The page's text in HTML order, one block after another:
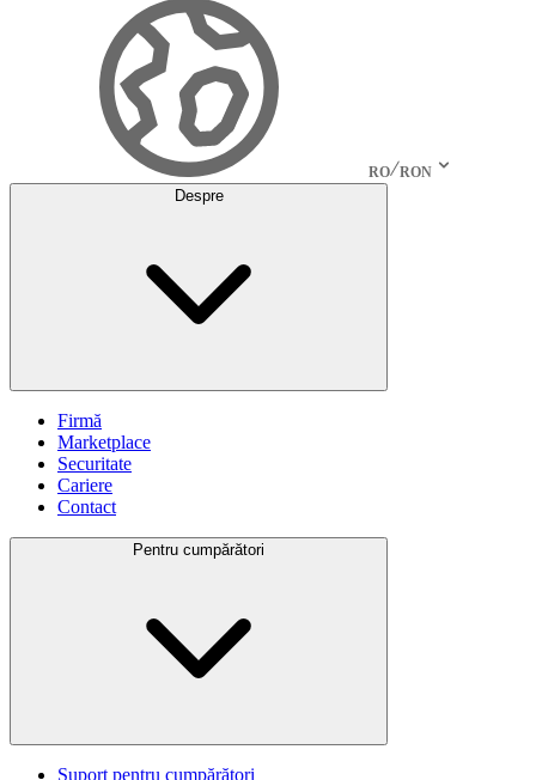
RO RON
Despre
Firmă
Marketplace
Securitate
Cariere
Contact
Pentru cumpărători
Suport pentru cumpărători